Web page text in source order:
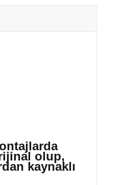
olup,
kaynaklı